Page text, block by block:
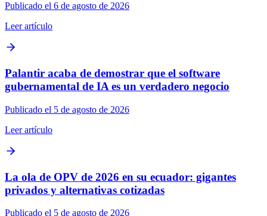
Publicado el 6 de agosto de 2026
Leer artículo
Palantir acaba de demostrar que el software
gubernamental de IA es un verdadero negocio
Publicado el 5 de agosto de 2026
Leer artículo
La ola de OPV de 2026 en su ecuador: gigantes
privados y alternativas cotizadas
Publicado el 5 de agosto de 2026